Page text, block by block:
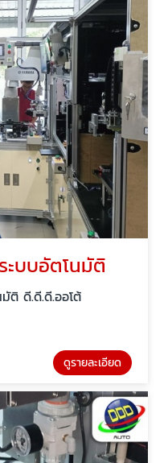
ะบบอัตโนมัติ
ติ ดี.ดี.ดี.ออโต้
ดูรายละเอียด